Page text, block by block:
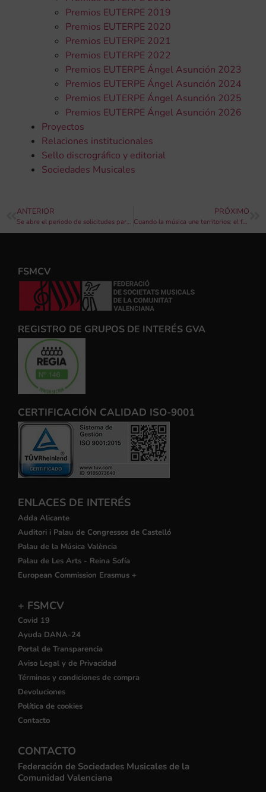
Premios EUTERPE 2019
Premios EUTERPE 2020
Premios EUTERPE 2021
Premios EUTERPE 2022
Premios EUTERPE Ángel Asunción 2023
Premios EUTERPE Ángel Asunción 2024
Premios EUTERPE Ángel Asunción 2025
Premios EUTERPE Ángel Asunción 2026
Proyectos
Relaciones institucionales
Sello discrográfico y editorial
Sociedades Musicales
ANTERIOR
Se abre el periodo de solicitudes para formar parte de la Jove Banda Simfònica de la FSMCV
PRÓXIMO
Cuando la música une territorios: el festival impulsado por Luz Casal que ha destinado más de 100.000 euros a las sociedades musicales afectadas por la DANA
FSMCV
REGISTRO DE GRUPOS DE INTERÉS GVA
CERTIFICACIÓN CALIDAD ISO-9001
ENLACES DE INTERÉS
Adda Alicante
Auditori i Palau de Congressos de Castelló
Palau de la Música València
Palau de Les Arts - Reina Sofía
European Commission Erasmus +
+ FSMCV
Covid 19
Ayuda DANA-24
Portal de Transparencia
Aviso Legal y de Privacidad
Términos y condiciones de compra
Devoluciones
Política de cookies
Contacto
CONTACTO
Federación de Sociedades Musicales de la
Comunidad Valenciana